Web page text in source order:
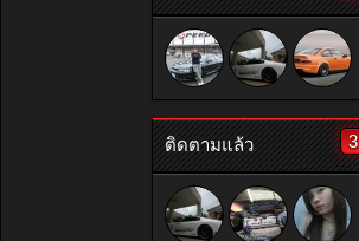
ติดตามแล้ว 3